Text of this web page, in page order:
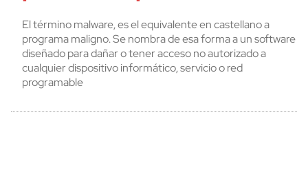
El término malware, es el equivalente en castellano a
programa maligno. Se nombra de esa forma a un software
diseñado para dañar o tener acceso no autorizado a
cualquier dispositivo informático, servicio o red
programable